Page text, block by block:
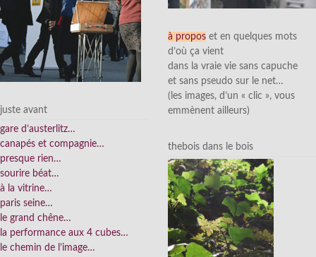
juste avant
gare d’austerlitz…
canapés et compagnie…
presque rien…
sourire béat…
à la vitrine…
paris seine…
le grand chêne…
la performance aux 4 cubes…
le chemin de l’image…
à propos et en quelques mots
d’où ça vient
dans la vraie vie sans capuche
et sans pseudo sur le net…
(les images, d’un « clic », vous
emmènent ailleurs)
thebois dans le bois